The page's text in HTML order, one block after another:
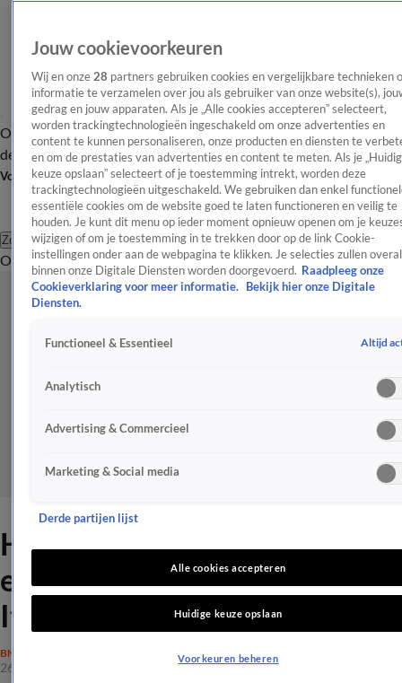
OverzichtAfleveringen Entertainment TV Algemeen
Tip
de redactieNieuwsbrief
Volg Shownieuws
Zoeken
OverzichtEntertainmentSpraakmakendRealityCrimeVideo's
Hierom zijn Marco Borsato
en Sergio Herman samen in
Italië
BN'ERS
26 sep 2021, 14:26
Jouw cookievoorkeuren
Wij en onze 28 partners gebruiken cookies en vergelijkbare technieken
informatie te verzamelen over jou als gebruiker van onze website(s),
gedrag en jouw apparaten. Als je „Alle cookies accepteren” selecteert,
worden trackingtechnologieën ingeschakeld om onze advertenties en
content te kunnen personaliseren, onze producten en diensten te
en om de prestaties van advertenties en content te meten. Als je
keuze opslaan” selecteert of je toestemming intrekt, worden deze
trackingtechnologieën uitgeschakeld. We gebruiken dan enkel
essentiële cookies om de website goed te laten functioneren en veilig te
houden. Je kunt dit menu op ieder moment opnieuw openen om je
wijzigen of om je toestemming in te trekken door op de link Cookie-
instellingen onder aan de webpagina te klikken. Je selecties zullen overal
binnen onze Digitale Diensten worden doorgevoerd. Raadpleeg onze
Cookieverklaring voor meer informatie.
Bekijk hier onze Digitale
Diensten.
Functioneel & Essentieel Altijd
Analytisch
Advertising & Commercieel
Marketing & Social media
Derde partijen lijst
Alle cookies accepteren
Huidige keuze opslaan
Voorkeuren beheren